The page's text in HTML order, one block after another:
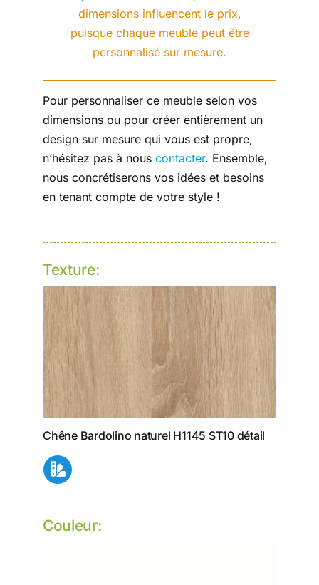
dimensions influencent le prix,
puisque chaque meuble peut être
personnalisé sur mesure.
Pour personnaliser ce meuble selon vos
dimensions ou pour créer entièrement un
design sur mesure qui vous est propre,
n’hésitez pas à nous contacter. Ensemble,
nous concrétiserons vos idées et besoins
en tenant compte de votre style !
Texture:
Chêne Bardolino naturel H1145 ST10 détail
Couleur: